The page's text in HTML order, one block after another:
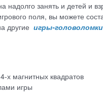
надолго занять и детей и
поля, вы можете
другие игры-головоломки
х магнитных квадратов
игры